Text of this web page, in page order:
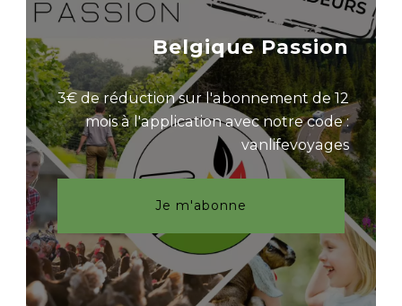
Belgique Passion
3€ de réduction sur l'abonnement de 12
mois à l'application avec notre code :
vanlifevoyages
Je m'abonne